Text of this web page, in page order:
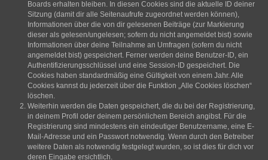
Boards erhalten bleiben. In diesen Cookies sind die aktuelle ID deiner
Sitzung (damit dir alle Seitenaufrufe zugeordnet werden können),
Informationen über die von dir gelesenen Beiträge (zur Markierung
dieser als gelesen/ungelesen; sofern du nicht angemeldet bist) sowie
Informationen über deine Teilnahme an Umfragen (sofern du nicht
angemeldet bist) gespeichert. Ferner werden deine Benutzer-ID, ein
Authentifizierungsschlüssel und eine Session-ID gespeichert. Die
Cookies haben standardmäßig eine Gültigkeit von einem Jahr. Alle
Cookies kannst du jederzeit über die Funktion „Alle Cookies löschen“
löschen.
Weiterhin werden die Daten gespeichert, die du bei der Registrierung,
in deinem Profil oder deinem persönlichem Bereich angibst. Für die
Registrierung sind mindestens ein eindeutiger Benutzername, eine E-
Mail-Adresse und ein Passwort notwendig. Wenn durch den Betreiber
weitere Daten als notwendig festgelegt wurden, so ist dies für dich vor
deren Eingabe ersichtlich.